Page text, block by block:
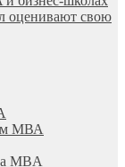
оценивают свою
МВА
MBA